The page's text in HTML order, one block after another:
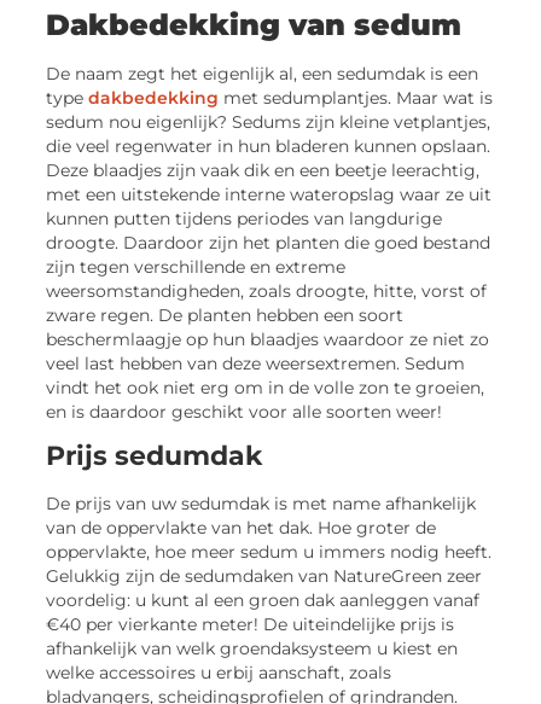
Dakbedekking van sedum
De naam zegt het eigenlijk al, een sedumdak is een
typedakbedekking met sedumplantjes. Maar wat is
sedum nou eigenlijk? Sedums zijn kleine vetplantjes,
die veel regenwater in hun bladeren kunnen opslaan.
Deze blaadjes zijn vaak dik en een beetje leerachtig,
met een uitstekende interne wateropslag waar ze uit
kunnen putten tijdens periodes van langdurige
droogte. Daardoor zijn het planten die goed bestand
zijn tegen verschillende en extreme
weersomstandigheden, zoals droogte, hitte, vorst of
zware regen. De planten hebben een soort
beschermlaagje op hun blaadjes waardoor ze niet zo
veel last hebben van deze weersextremen. Sedum
vindt het ook niet erg om in de volle zon te groeien,
en is daardoor geschikt voor alle soorten weer!
Prijs sedumdak
De prijs van uw sedumdak is met name afhankelijk
van de oppervlakte van het dak. Hoe groter de
oppervlakte, hoe meer sedum u immers nodig heeft.
Gelukkig zijn de sedumdaken van NatureGreen zeer
voordelig: u kunt al een groen dak aanleggen vanaf
€40 per vierkante meter! De uiteindelijke prijs is
afhankelijk van welk groendaksysteem u kiest en
welke accessoires u erbij aanschaft, zoals
bladvangers, scheidingsprofielen of grindranden.